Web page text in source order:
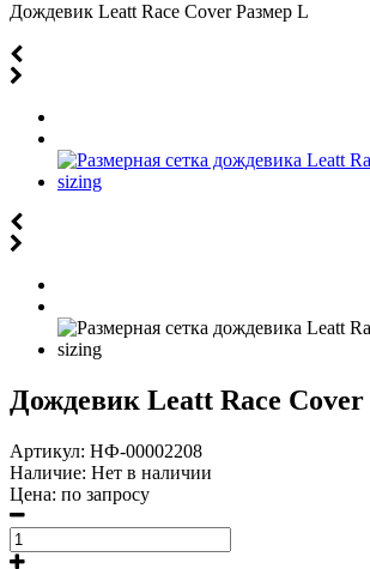
Дождевик Leatt Race Cover Размер L
Дождевик Leatt Race
Артикул: НФ-00002208
Наличие: Нет в наличии
Цена: по запросу